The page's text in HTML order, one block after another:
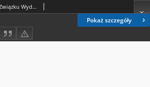
Pokaż szczegóły
Prasa : organ Polskiego Związku Wydawców Dzienników i Czasopism : czasopismo poświęcone sprawom wydawniczo-prasowym. R. 8, nr 12 (grudzień 1937)